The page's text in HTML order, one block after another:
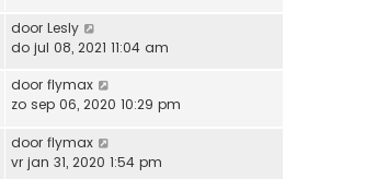
door Lesly
do jul 08, 2021 11:04 am
door flymax
zo sep 06, 2020 10:29 pm
door flymax
vr jan 31, 2020 1:54 pm